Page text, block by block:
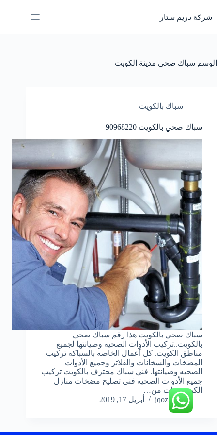
إلى
المحتوى
شركة دريم ستار
الوسم سباك صحي مدينة الكويت
سباك بالكويت
سباك صحي بالكويت 90968220
سباك صحي بالكويت هذا رقم سباك صحي
بالكويت..تركيب الأدوات الصحيه وصيانتها لجميع
مناطق الكويت. كل أعمال الخاصه بالسباكه تركيب
المضخات والسخانات والفلاتر وجميع الأدوات
الصحيه وصيانتها. فني سباك محترف بالكويت تركيب
جميع الأدوات الصحيه فني تصليح مضخات منازل
الكويتسنوات من…
jqoz51ek
أبريل 17, 2019